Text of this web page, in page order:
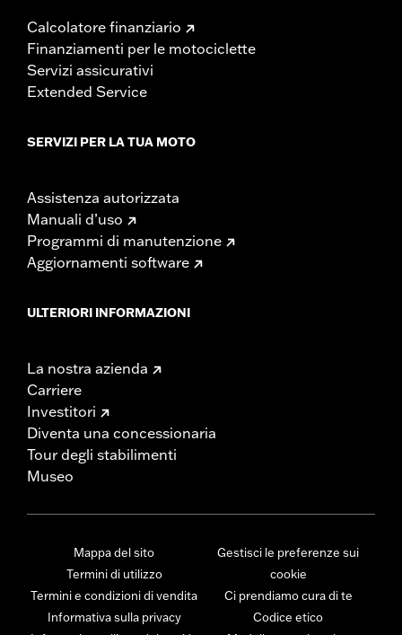
Calcolatore finanziario
Finanziamenti per le motociclette
Servizi assicurativi
Extended Service
SERVIZI PER LA TUA MOTO
Assistenza autorizzata
Manuali d’uso
Programmi di manutenzione
Aggiornamenti software
ULTERIORI INFORMAZIONI
La nostra azienda
Carriere
Investitori
Diventa una concessionaria
Tour degli stabilimenti
Museo
Mappa del sito
Termini di utilizzo
Termini e condizioni di vendita
Informativa sulla privacy
Gestisci le preferenze sui
cookie
Ci prendiamo cura di te
Codice etico